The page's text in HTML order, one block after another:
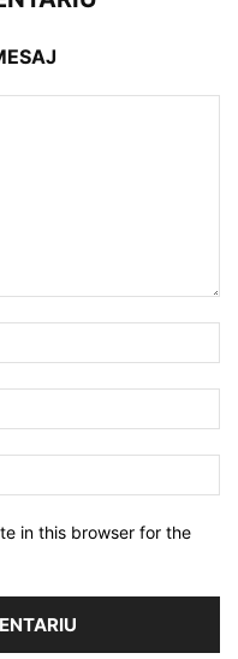
in this browser for the